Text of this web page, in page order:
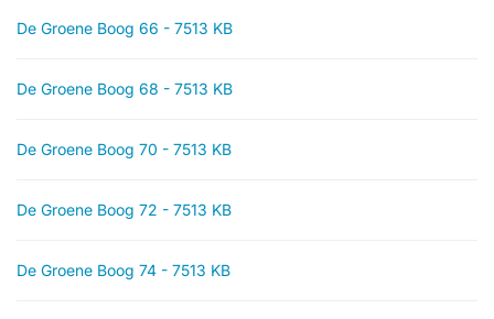
De Groene Boog 66 - 7513 KB
De Groene Boog 68 - 7513 KB
De Groene Boog 70 - 7513 KB
De Groene Boog 72 - 7513 KB
De Groene Boog 74 - 7513 KB